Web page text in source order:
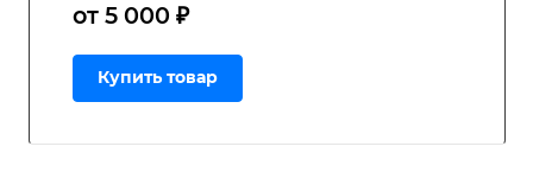
от 5 000 ₽
Купить товар